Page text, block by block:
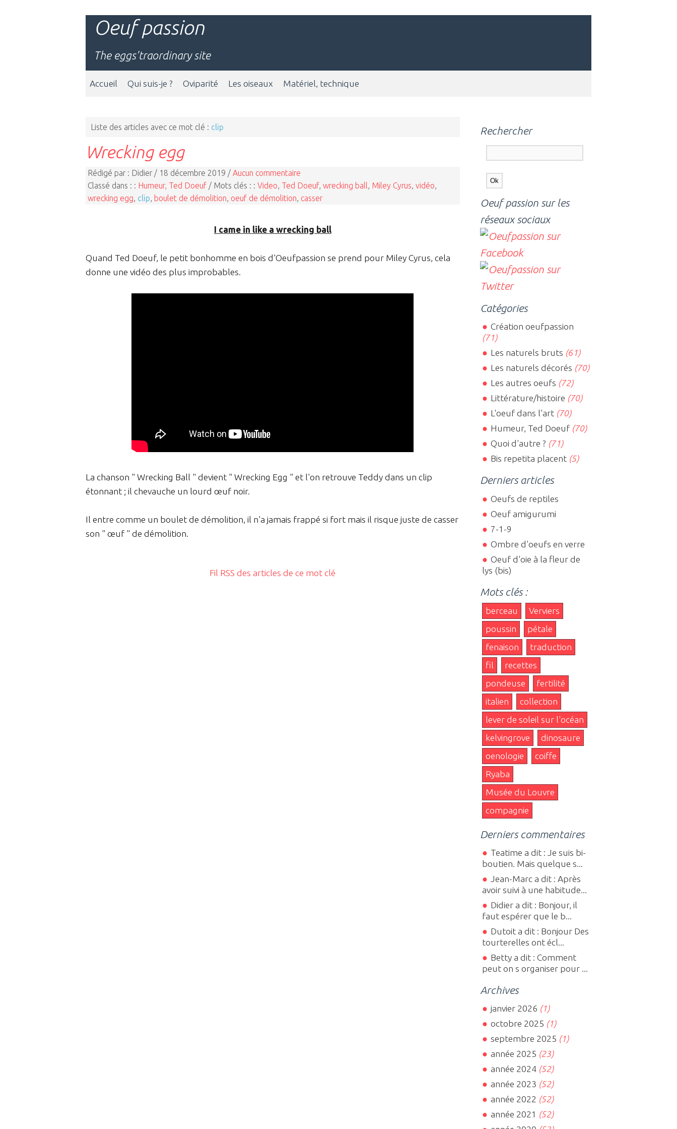
Oeuf passion
The eggs'traordinary site
Accueil Qui suis-je ? Oviparité Les oiseaux Matériel, technique
Liste des articles avec ce mot clé : clip
Wrecking egg
Rédigé par : Didier / 18 décembre 2019 / Aucun commentaire
Classé dans : : Humeur, Ted Doeuf / Mots clés : : Video Ted Doeuf, wrecking ball Miley Cyrus vidéo
wrecking egg clip boulet de démolition oeuf de démolition casser
I came in like a wrecking ball
Quand Ted Doeuf, le petit bonhomme en bois d'Oeufpassion se prend pour Miley Cyrus, cela
donne une vidéo des plus improbables.
La chanson " Wrecking Ball " devient " Wrecking Egg " et l'on retrouve Teddy dans un clip
étonnant ; il chevauche un lourd œuf noir.
Il entre comme un boulet de démolition, il n'a jamais frappé si fort mais il risque juste de casser
son " œuf " de démolition.
Fil RSS des articles de ce mot clé
Rechercher
Oeuf passion sur les
réseaux sociaux
Catégories
Création oeufpassion
(71)
Les naturels bruts (61)
Les naturels décorés (70)
Les autres oeufs (72)
Littérature/histoire (70)
L'oeuf dans l'art(70)
Humeur, Ted Doeuf(70)
Quoi d'autre ? (71)
Bis repetita placent(5)
Derniers articles
Oeufs de reptiles
Oeuf amigurumi
7-1-9
Ombre d'oeufs en verre
Oeuf d'oie à la fleur de
lys (bis)
Mots clés :
berceau
Verviers
poussin
pétale
fenaison
traduction
fil
recettes
pondeuse
fertilité
italien
collection
lever de soleil sur l'océan
kelvingrove
dinosaure
oenologie
coiffe
Ryaba
Musée du Louvre
compagnie
Derniers commentaires
Teatime a dit : Je suis bi-
boutien. Mais quelque s...
Jean-Marc a dit : Après
avoir suivi à une habitude...
Didier a dit : Bonjour, il
faut espérer que le b...
Dutoit a dit : Bonjour Des
tourterelles ont écl...
Betty a dit : Comment
peut on s organiser pour ...
Archives
janvier 2026 (1)
octobre 2025 (1)
septembre 2025 (1)
année 2025 (23)
année 2024(52)
année 2023 (52)
année 2022 (52)
année 2021 (52)